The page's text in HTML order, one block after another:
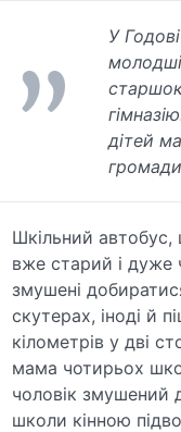
У
дітей
Шкільний
вже старий і дуже
змушені
скутерах, іноді й
кілометрів у дві
мама чотирьох
чоловік змушений
школи кінною